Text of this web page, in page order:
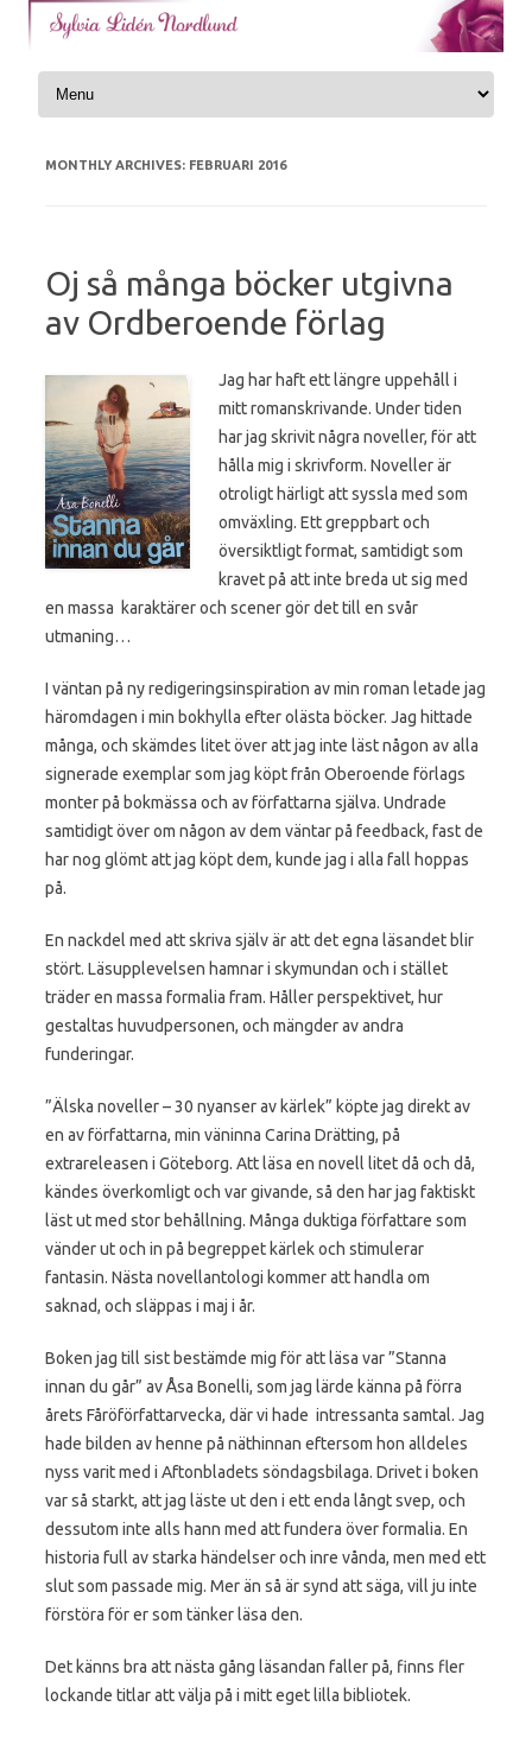
Skip to content
MONTHLY ARCHIVES: FEBRUARI 2016
Oj så många böcker utgivna
av Ordberoende förlag
Jag har haft ett längre uppehåll i
mitt romanskrivande. Under tiden
har jag skrivit några noveller, för att
hålla mig i skrivform. Noveller är
otroligt härligt att syssla med som
omväxling. Ett greppbart och
översiktligt format, samtidigt som
kravet på att inte breda ut sig med
en massa karaktärer och scener gör det till en svår
utmaning…
I väntan på ny redigeringsinspiration av min roman letade jag
häromdagen i min bokhylla efter olästa böcker. Jag hittade
många, och skämdes litet över att jag inte läst någon av alla
signerade exemplar som jag köpt från Oberoende förlags
monter på bokmässa och av författarna själva. Undrade
samtidigt över om någon av dem väntar på feedback, fast de
har nog glömt att jag köpt dem, kunde jag i alla fall hoppas
på.
En nackdel med att skriva själv är att det egna läsandet blir
stört. Läsupplevelsen hamnar i skymundan och i stället
träder en massa formalia fram. Håller perspektivet, hur
gestaltas huvudpersonen, och mängder av andra
funderingar.
”Älska noveller – 30 nyanser av kärlek” köpte jag direkt av
en av författarna, min väninna Carina Drätting, på
extrareleasen i Göteborg. Att läsa en novell litet då och då,
kändes överkomligt och var givande, så den har jag faktiskt
läst ut med stor behållning. Många duktiga författare som
vänder ut och in på begreppet kärlek och stimulerar
fantasin. Nästa novellantologi kommer att handla om
saknad, och släppas i maj i år.
Boken jag till sist bestämde mig för att läsa var ”Stanna
innan du går” av Åsa Bonelli, som jag lärde känna på förra
årets Fåröförfattarvecka, där vi hade intressanta samtal. Jag
hade bilden av henne på näthinnan eftersom hon alldeles
nyss varit med i Aftonbladets söndagsbilaga. Drivet i boken
var så starkt, att jag läste ut den i ett enda långt svep, och
dessutom inte alls hann med att fundera över formalia. En
historia full av starka händelser och inre vånda, men med ett
slut som passade mig. Mer än så är synd att säga, vill ju inte
förstöra för er som tänker läsa den.
Det känns bra att nästa gång läsandan faller på, finns fler
lockande titlar att välja på i mitt eget lilla bibliotek.